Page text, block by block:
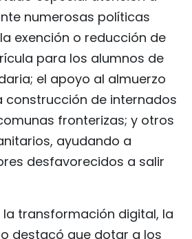
numerosas políticas
exención o reducción de
para los alumnos de
el apoyo al almuerzo
construcción de internados
fronterizas; y otros
ayudando a
desfavorecidos a salir
la transformación digital, la
destacó que dotar a los